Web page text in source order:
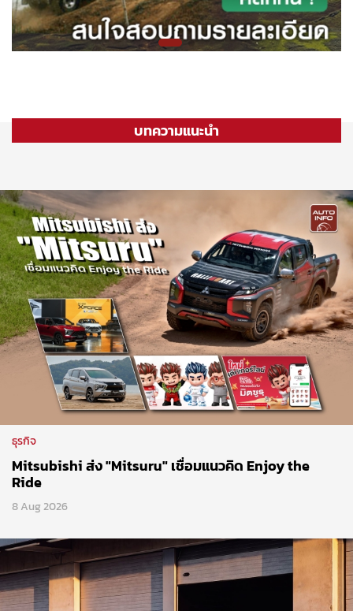
บทความแนะนำ
ธุรกิจ
Mitsubishi ส่ง "Mitsuru" เชื่อมแนวคิด Enjoy the
Ride
8 Aug 2026